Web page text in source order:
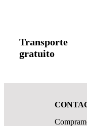
Transporte
gratuito